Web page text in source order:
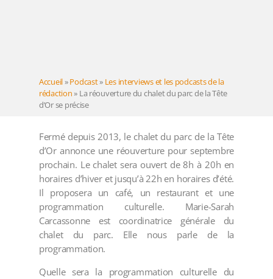
Accueil»Podcast» Les interviews et les podcasts de la
rédaction» La réouverture du chalet du parc de la Tête
d’Or se précise
Fermé depuis 2013, le chalet du parc de la Tête
d’Or annonce une réouverture pour septembre
prochain. Le chalet sera ouvert de 8h à 20h en
horaires d’hiver et jusqu’à 22h en horaires d’été.
Il proposera un café, un restaurant et une
programmation culturelle. Marie-Sarah
Carcassonne est coordinatrice générale du
chalet du parc. Elle nous parle de la
programmation.
Quelle sera la programmation culturelle du